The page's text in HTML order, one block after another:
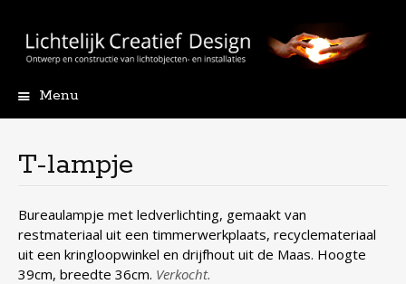
Menu
T-lampje
Bureaulampje met ledverlichting, gemaakt van
restmateriaal uit een timmerwerkplaats, recyclemateriaal
uit een kringloopwinkel en drijfhout uit de Maas. Hoogte
39cm, breedte 36cm. Verkocht.